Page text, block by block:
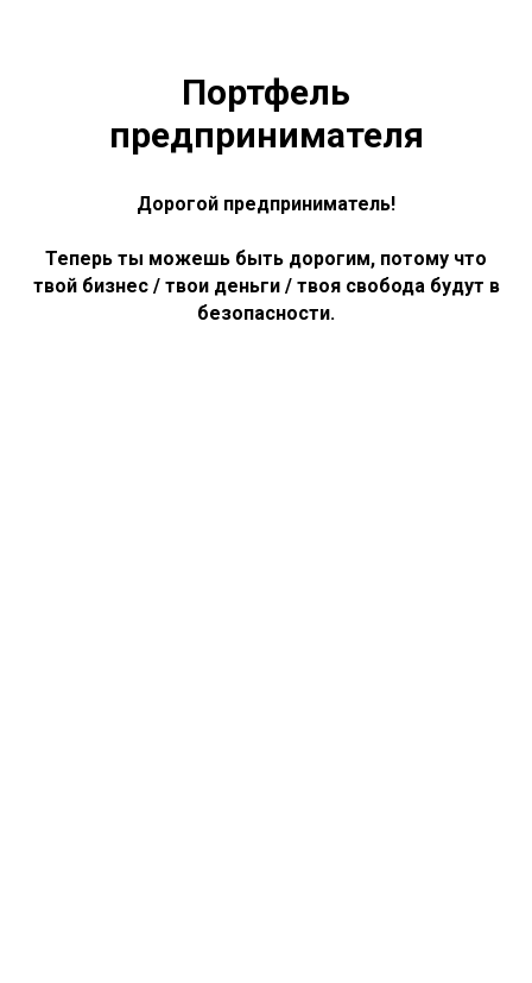
Портфель
предпринимателя
Дорогой предприниматель!
Теперь ты можешь быть дорогим, потому что
твой бизнес / твои деньги / твоя свобода будут в
безопасности.